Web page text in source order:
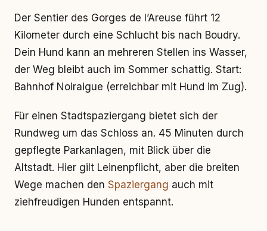
Der Sentier des Gorges de l’Areuse führt 12
Kilometer durch eine Schlucht bis nach Boudry.
Dein Hund kann an mehreren Stellen ins Wasser,
der Weg bleibt auch im Sommer schattig. Start:
Bahnhof Noiraigue (erreichbar mit Hund im Zug).
Für einen Stadtspaziergang bietet sich der
Rundweg um das Schloss an. 45 Minuten durch
gepflegte Parkanlagen, mit Blick über die
Altstadt. Hier gilt Leinenpflicht, aber die breiten
Wege machen den Spaziergang auch mit
ziehfreudigen Hunden entspannt.